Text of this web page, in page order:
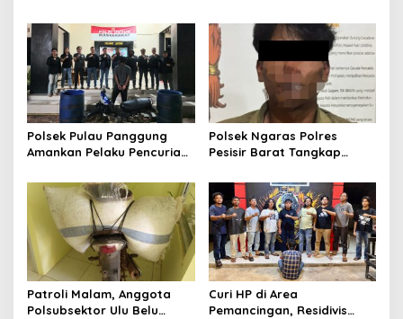
Presisi Polres Tanggamus
Amankan Satu Pria Dua
Wanita Terungkap Dugaan
Pengguna Narkoba
Tindaklanjuti Informasi
Dugaan Pengecoran BBM
Subsidi di SPBU Lakaran
Polsek Pulau Panggung
Amankan Pelaku Pencurian
Bendungan Batu Tegi
Polsek Ngaras Polres
Pesisir Barat Tangkap
ke Bangka Belitung
Patroli Malam, Anggota
Polsubsektor Ulu Belu
Curi HP di Area
Pemancingan, Residivis